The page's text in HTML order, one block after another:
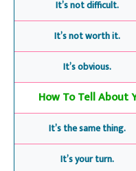
It’s not difficult.
It’s not worth it.
It’s obvious.
How To Tell About
It’s the same thing.
It’s your turn.